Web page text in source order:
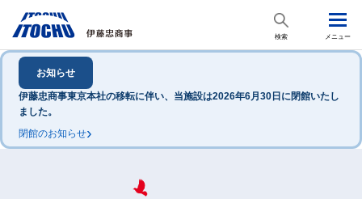
検索 メニュー
お知らせ
伊藤忠商事東京本社の移転に伴い、当施設は2026年6月30日に閉館いたし
ました。
閉館のお知らせ›